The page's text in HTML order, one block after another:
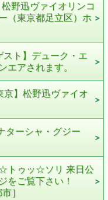
野迅ヴァイオリンコ
（東京都足立区）ホ
スト】デューク・エ
エアされます。
京】松野迅ヴァイオ
ターシャ・グジー
☆トゥッ☆ソリ 来日公
をご覧下さい！
］